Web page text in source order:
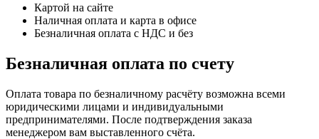
Картой на сайте
Наличная оплата и карта в офисе
Безналичная оплата с НДС и без
Безналичная оплата по счету
Оплата товара по безналичному расчёту возможна всеми
юридическими лицами и индивидуальными
предпринимателями. После подтверждения заказа
менеджером вам выставленного счёта.